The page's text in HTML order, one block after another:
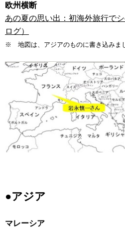
欧州横断
あの夏の思い出：初海外旅行で
ログ）
※ 地図は、アジアのものに書き込みま
●アジア
マレーシア